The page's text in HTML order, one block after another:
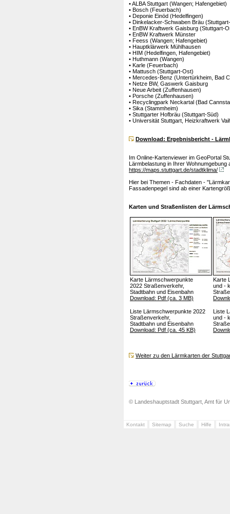
• ALBA Stuttgart (Wangen; Hafengebiet)
• Bosch (Feuerbach)
• Deponie Einöd (Hedelfingen)
• Dinkelacker-Schwaben Bräu
• EnBW Kraftwerk Gaisburg (Stuttgart-
• EnBW Kraftwerk Münster
• Feess (Wangen; Hafengebiet)
• Hauptklärwerk Mühlhausen
• HIM (Hedelfingen, Hafengebiet)
• Huthmann (Wangen)
• Karle (Feuerbach)
• Mattusch (Stuttgart-Ost)
• Mercedes-Benz (Untertürkheim, Bad
• Netze BW, Gaswerk Gaisburg
• Neue Arbeit (Zuffenhausen)
• Porsche (Zuffenhausen)
• Recyclingpark Neckartal (Bad
• Sika (Stammheim)
• Stuttgarter Hofbräu (Stuttgart-Süd)
• Universität Stuttgart, Heizkraftwerk
Download: Ergebnisbericht -
Im Online-Kartenviewer im GeoPortal
Lärmbelastung in Ihrer Wohnumgebung
https://maps.stuttgart.de/stadtklima/
Hier bei Themen - Fachdaten -
Fassadenpegel sind ab einer
Karten und Straßenlisten der
Karte Lärmschwerpunkte
2022 Straßenverkehr,
Stadtbahn und Eisenbahn
Download: Pdf (ca. 3 MB)
Karte
und -
Liste Lärmschwerpunkte 2022
Straßenverkehr,
Stadtbahn und Eisenbahn
Download: Pdf (ca. 45 KB)
Liste
und -
Weiter zu den Lärmkarten der
© Landeshauptstadt Stuttgart, Amt für
Kontakt Sitemap Suche Hilfe